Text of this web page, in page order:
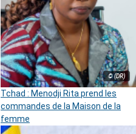
© (DR)
Tchad : Menodji Rita prend les
commandes de la Maison de la
femme